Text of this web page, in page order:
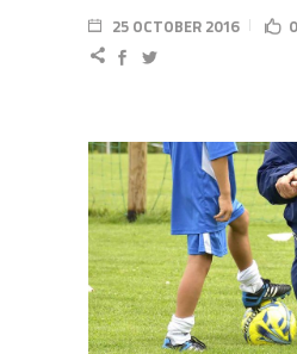
25 OCTOBER 2016 0